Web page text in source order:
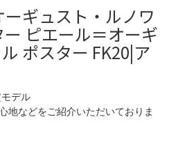
ギュスト・ルノワ
ピエール＝オーギ
ポスター FK20|ア
デル
地などをご紹介いただいておりま